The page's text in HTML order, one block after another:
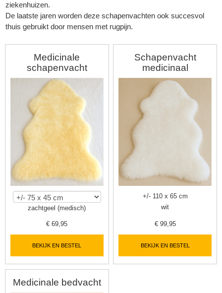
ziekenhuizen.
De laatste jaren worden deze schapenvachten ook succesvol
thuis gebruikt door mensen met rugpijn.
Medicinale
schapenvacht
zachtgeel (medisch)
€69,95
BEKIJK EN BESTEL
Schapenvacht
medicinaal
+/- 110 x 65 cm
wit
€ 99,95
BEKIJK EN BESTEL
Medicinale bedvacht